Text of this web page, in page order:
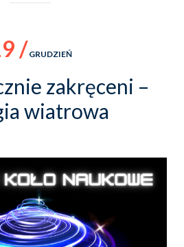
/ GRUDZIEŃ
zakręceni –
wiatrowa